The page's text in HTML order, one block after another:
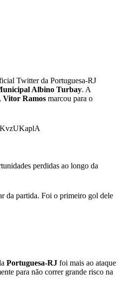
Twitter da Portuguesa-RJ
Albino Turbay. A
Vitor Ramos marcou para o
perdidas ao longo da
da partida. Foi o primeiro gol dele
Portuguesa-RJ foi mais ao ataque
para não correr grande risco na